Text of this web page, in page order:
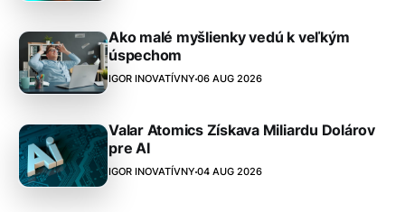
Ako malé myšlienky vedú k veľkým
úspechom
IGOR INOVATÍVNY 06 AUG 2026
Valar Atomics Získava Miliardu Dolárov
pre AI
IGOR INOVATÍVNY 04 AUG 2026